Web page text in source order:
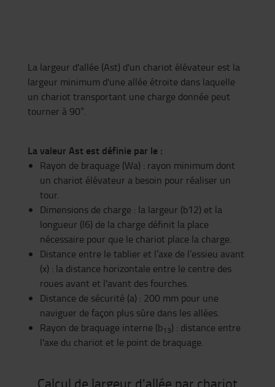
La largeur d'allée (Ast) d'un chariot élévateur est la
largeur minimum d'une allée étroite dans laquelle
un chariot transportant une charge donnée peut
tourner à 90°.
La valeur Ast est définie par le :
Rayon de braquage (Wa) : rayon minimum dont
un chariot élévateur a besoin pour réaliser un
tour.
Dimensions de charge : la largeur (b12) et la
longueur (l6) de la charge définit la place
nécessaire pour que le chariot place la charge.
Distance entre le tablier et l’axe de l’essieu avant
(x) : la distance horizontale entre le centre des
roues avant et l'avant des fourches.
Distance de sécurité (a) : 200 mm pour une
naviguer de façon plus sûre dans les allées.
Rayon de braquage interne (b13) : distance entre
l'axe du chariot et le point de braquage.
Calcul de largeur d'allée par chariot